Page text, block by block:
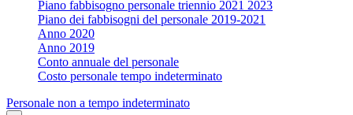
Piano fabbisogno personale triennio 2021 2023
Piano dei fabbisogni del personale 2019-2021
Anno 2020
Anno 2019
Conto annuale del personale
Costo personale tempo indeterminato
Personale non a tempo indeterminato